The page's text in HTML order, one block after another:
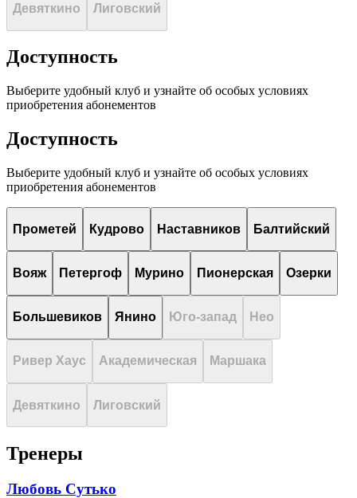
Девяткино Лиговский
Доступность
Выберите удобный клуб и узнайте об особых условиях
приобретения абонементов
Доступность
Выберите удобный клуб и узнайте об особых условиях
приобретения абонементов
Прометей Кудрово Наставников Балтийский
Вояж Петергоф Мурино Пионерская Озерки
Большевиков Янино Юго-запад Нео
Ривер Хаус Академическая Маршака
Девяткино Лиговский
Тренеры
Любовь Сутько